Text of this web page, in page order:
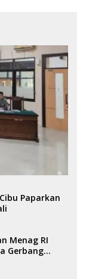
Paparkan
Menag RI
Gerbang